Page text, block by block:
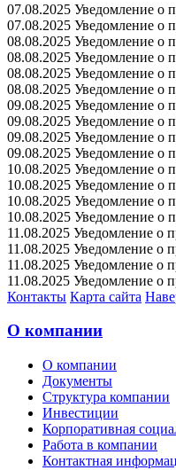
07.08.2025 Уведомление о
07.08.2025 Уведомление о
08.08.2025 Уведомление о
08.08.2025 Уведомление о
08.08.2025 Уведомление о
08.08.2025 Уведомление о
09.08.2025 Уведомление о
09.08.2025 Уведомление о
09.08.2025 Уведомление о
09.08.2025 Уведомление о
10.08.2025 Уведомление о
10.08.2025 Уведомление о
10.08.2025 Уведомление о
10.08.2025 Уведомление о
11.08.2025 Уведомление о
11.08.2025 Уведомление о
11.08.2025 Уведомление о
11.08.2025 Уведомление о
Контакты Карта сайта
О компании
О компании
Документы
Структура компании
Инвестиции
Корпоративная
Работа в компании
Контактная